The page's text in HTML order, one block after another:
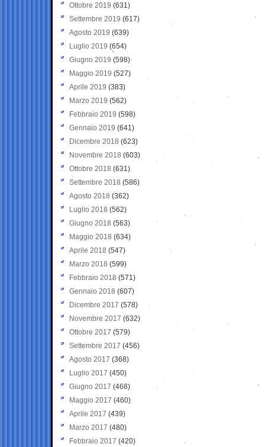
Ottobre 2019 (631)
Settembre 2019 (617)
Agosto 2019 (639)
Luglio 2019 (654)
Giugno 2019 (598)
Maggio 2019 (527)
Aprile 2019 (383)
Marzo 2019 (562)
Febbraio 2019 (598)
Gennaio 2019 (641)
Dicembre 2018 (623)
Novembre 2018 (603)
Ottobre 2018 (631)
Settembre 2018 (586)
Agosto 2018 (362)
Luglio 2018 (562)
Giugno 2018 (563)
Maggio 2018 (634)
Aprile 2018 (547)
Marzo 2018 (599)
Febbraio 2018 (571)
Gennaio 2018 (607)
Dicembre 2017 (578)
Novembre 2017 (632)
Ottobre 2017 (579)
Settembre 2017 (456)
Agosto 2017 (368)
Luglio 2017 (450)
Giugno 2017 (468)
Maggio 2017 (460)
Aprile 2017 (439)
Marzo 2017 (480)
Febbraio 2017 (420)